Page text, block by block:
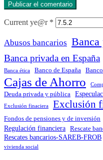
Current ye@r *
Abusos bancarios Banca
Banca privada en España
Banca ética Banco de España
Cajas de Ahorro
Deuda privada y pública
Exclusión finaciera Exclusión
Fondos de pensiones y de inversión
Regulación financiera Rescate
Rescates bancarios-SAREB-FROB
vivienda social